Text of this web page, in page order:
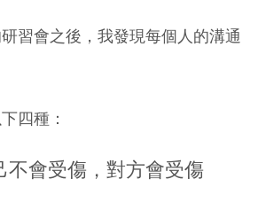
習會之後，我發現每個人的溝通
四種：
不會受傷，對方會受傷